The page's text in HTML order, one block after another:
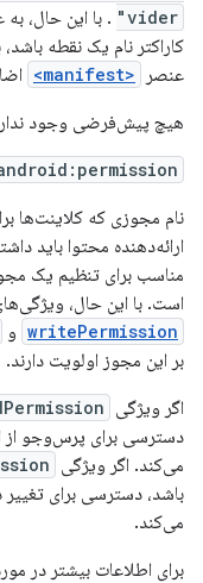
vider"
. با این حال،
کاراکتر نام یک نقطه
عنصر
<manifest>
هیچ پیش‌فرضی وجود
نام مجوزی که کلاینت‌ها
ارائه‌دهنده محتوا باید
مناسب برای تنظیم یک
است. با این حال،
writePermission و
بر این مجوز اولویت دارند.
اگر ویژگی
دسترسی برای پرس‌وجو از
می‌کند. اگر ویژگی
باشد، دسترسی برای تغییر
می‌کند.
برای اطلاعات بیشتر در